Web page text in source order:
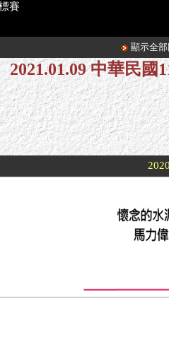
賽
顯示全
2021.01.09 中華民國